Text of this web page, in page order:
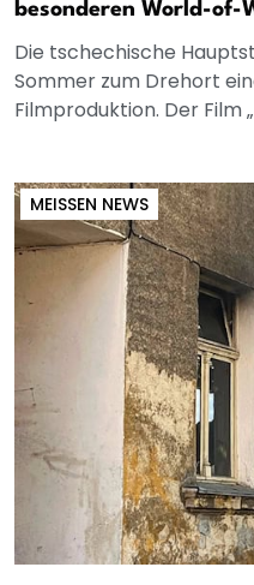
besonderen World-of-
Die tschechische
Sommer zum Drehort
Filmproduktion. Der Film
MEISSEN NEWS